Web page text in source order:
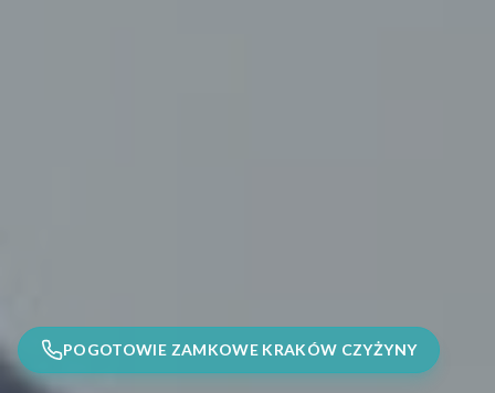
POGOTOWIE ZAMKOWE KRAKÓW CZYŻYNY